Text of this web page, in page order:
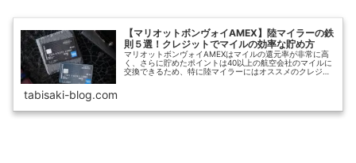
【マリオットボンヴォイAMEX】陸マイラーの鉄
則５選！クレジットでマイルの効率な貯め方
マリオットボンヴォイAMEXはマイルの還元率が非常に高
く、さらに貯めたポイントは40以上の航空会社のマイルに
交換できるため、特に陸マイラーにはオススメのクレジッ
tabisaki-blog.com